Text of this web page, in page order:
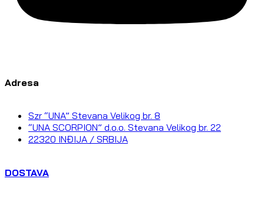
Adresa
Szr “UNA” Stevana Velikog br. 8
“UNA SCORPION” d.o.o. Stevana Velikog br. 22
22320 INĐIJA / SRBIJA
DOSTAVA